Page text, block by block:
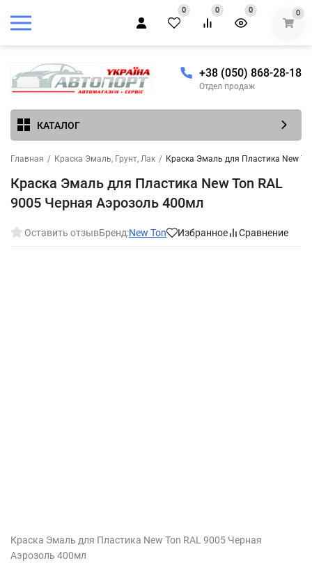
0 0 0 0
+38 (050) 868-28-18
Отдел продаж
КАТАЛОГ
Главная / Краска Эмаль, Грунт, Лак / Краска Эмаль для Пластика New
Краска Эмаль для Пластика New Ton RAL
9005 Черная Аэрозоль 400мл
Оставить отзывБренд:New Ton Избранное Сравнение
Краска Эмаль для Пластика New Ton RAL 9005 Черная
Аэрозоль 400мл